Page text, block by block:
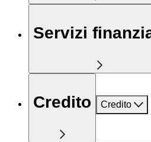
Servizi
Credito Credito